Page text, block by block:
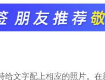
文字配上相应的照片。 在